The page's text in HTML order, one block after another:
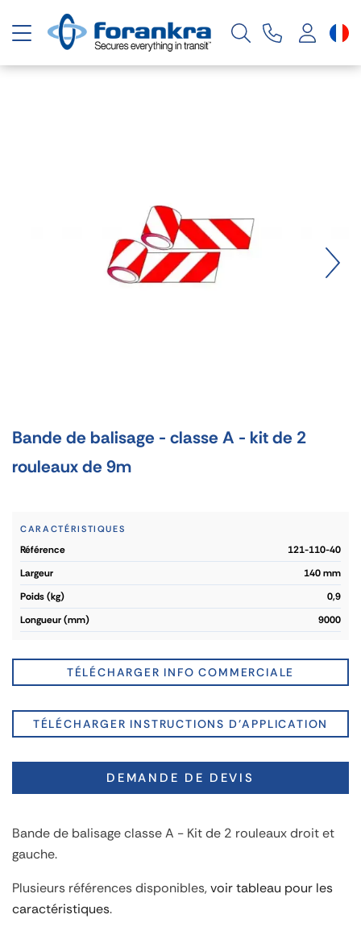
Basculer la navigation
Bande de balisage - classe A - kit de 2
rouleaux de 9m
CARACTÉRISTIQUES
référence
121-110-40
largeur
140 mm
poids (kg)
0,9
longueur (mm)
9000
TÉLÉCHARGER INFO COMMERCIALE
TÉLÉCHARGER INSTRUCTIONS D'APPLICATION
DEMANDE DE DEVIS
Bande de balisage classe A - Kit de 2 rouleaux droit et
gauche.
Plusieurs références disponibles,voir tableau pour les
caractéristiques.